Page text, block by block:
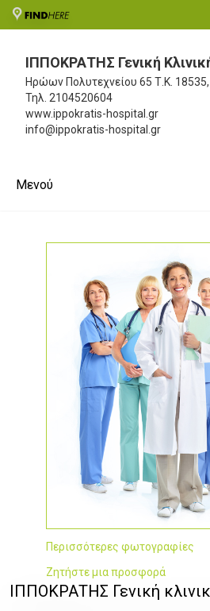
ΙΠΠΟΚΡΑΤΗΣ Γενική
Ηρώων Πολυτεχνείου 65 Τ.Κ.
Τηλ. 2104520604
www.ippokratis-hospital.gr
info@ippokratis-hospital.gr
Μενού
Περισσότερες φωτογραφίες
Ζητήστε μια προσφορά
ΙΠΠΟΚΡΑΤΗΣ Γενική